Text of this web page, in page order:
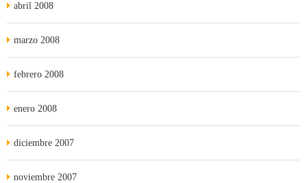
abril 2008
marzo 2008
febrero 2008
enero 2008
diciembre 2007
noviembre 2007